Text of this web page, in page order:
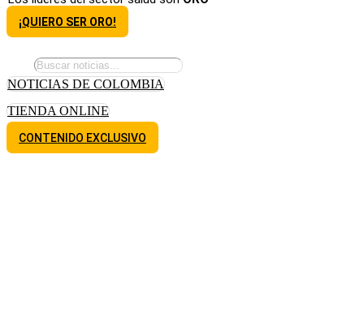
¡QUIERO SER ORO!
NOTICIAS DE COLOMBIA
TIENDA ONLINE
CONTENIDO EXCLUSIVO